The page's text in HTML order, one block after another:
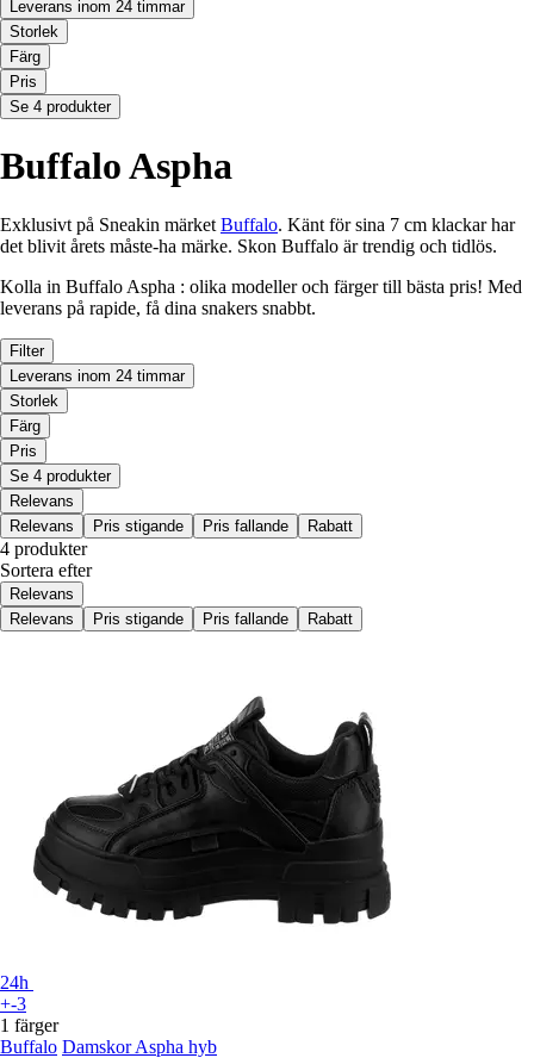
Leverans inom 24 timmar
Storlek
Färg
Pris
Se 4 produkter
Buffalo Aspha
Exklusivt på Sneakin märket Buffalo. Känt för sina 7 cm klackar har
det blivit årets måste-ha märke. Skon Buffalo är trendig och tidlös.
Kolla in Buffalo Aspha : olika modeller och färger till bästa pris! Med
leverans på rapide, få dina snakers snabbt.
Filter
Leverans inom 24 timmar
Storlek
Färg
Pris
Se 4 produkter
Relevans
Relevans
Pris stigande Pris fallande Rabatt
4 produkter
Sortera efter
Relevans
Relevans
Pris stigande Pris fallande Rabatt
24h
+-3
1 färger
Buffalo Damskor Aspha hyb